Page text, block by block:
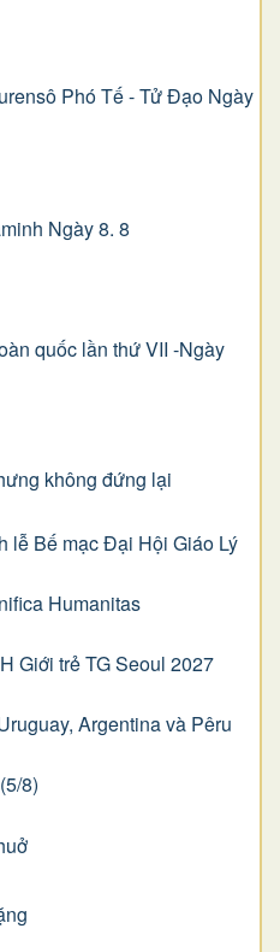
Phó Tế - Tử Đạo Ngày
Ngày 8. 8
quốc lần thứ VII -Ngày
không đứng lại
lễ Bế mạc Đại Hội Giáo Lý
Humanitas
Giới trẻ TG Seoul 2027
Argentina và Pêru
8)